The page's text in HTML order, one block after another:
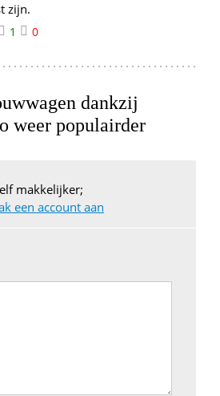
zijn.
1 0
dankzij
weer populairder
makkelijker;
een account aan